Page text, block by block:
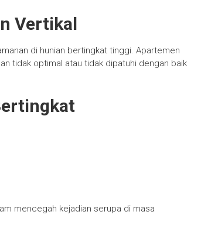
Vertikal
di hunian bertingkat tinggi. Apartemen
tidak optimal atau tidak dipatuhi dengan baik
mencegah kejadian serupa di masa